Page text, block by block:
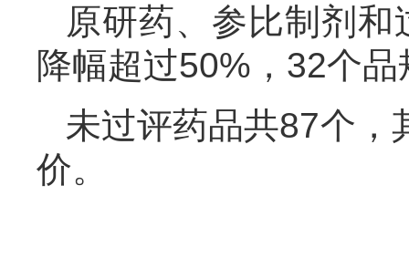
原研药、参比制剂
降幅超过50%，32个
未过评药品共87个，
价。